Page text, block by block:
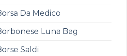
Da Medico
Luna Bag
Saldi